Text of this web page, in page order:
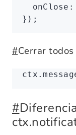
  onClose
:
});
#Cerrar
ctx .
#